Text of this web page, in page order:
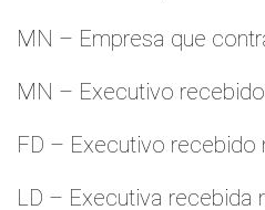
MN – Empresa que
MN – Executivo
FD – Executivo recebido
LD – Executiva recebida